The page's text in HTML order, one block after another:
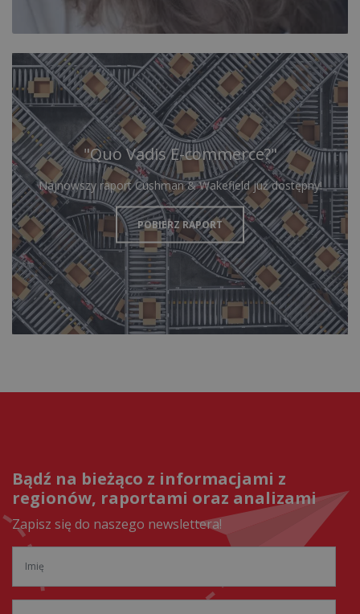
"Quo Vadis E-commerce?"
Najnowszy raport Cushman & Wakefield już dostępny!
POBIERZ RAPORT
Bądź na bieżąco z informacjami z
regionów, raportami oraz analizami
Zapisz się do naszego newslettera!